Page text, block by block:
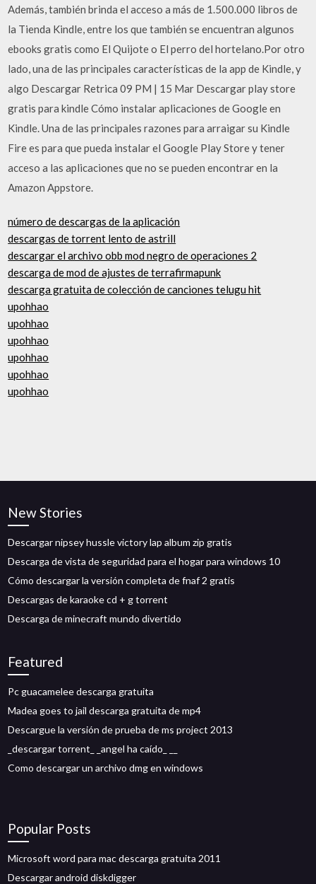
Además, también brinda el acceso a más de 1.500.000 libros de
la Tienda Kindle, entre los que también se encuentran algunos
ebooks gratis como El Quijote o El perro del hortelano.Por otro
lado, una de las principales características de la app de Kindle, y
algo Descargar Retrica 09 PM | 15 Mar Descargar play store
gratis para kindle Cómo instalar aplicaciones de Google en
Kindle. Una de las principales razones para arraigar su Kindle
Fire es para que pueda instalar el Google Play Store y tener
acceso a las aplicaciones que no se pueden encontrar en la
Amazon Appstore.
número de descargas de la aplicación
descargas de torrent lento de astrill
descargar el archivo obb mod negro de operaciones 2
descarga de mod de ajustes de terrafirmapunk
descarga gratuita de colección de canciones telugu hit
upohhao
upohhao
upohhao
upohhao
upohhao
upohhao
New Stories
Descargar nipsey hussle victory lap album zip gratis
Descarga de vista de seguridad para el hogar para windows 10
Cómo descargar la versión completa de fnaf 2 gratis
Descargas de karaoke cd + g torrent
Descarga de minecraft mundo divertido
Featured
Pc guacamelee descarga gratuita
Madea goes to jail descarga gratuita de mp4
Descargue la versión de prueba de ms project 2013
_descargar torrent_ _angel ha caído_ __
Como descargar un archivo dmg en windows
Popular Posts
Microsoft word para mac descarga gratuita 2011
Descargar android diskdigger